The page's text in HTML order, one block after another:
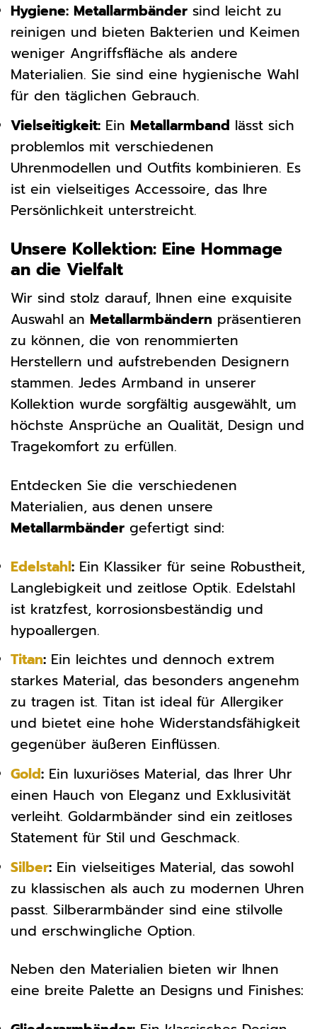
Hygiene: Metallarmbänder sind leicht zu
reinigen und bieten Bakterien und Keimen
weniger Angriffsfläche als andere
Materialien. Sie sind eine hygienische Wahl
für den täglichen Gebrauch.
Vielseitigkeit: Ein Metallarmband lässt sich
problemlos mit verschiedenen
Uhrenmodellen und Outfits kombinieren. Es
ist ein vielseitiges Accessoire, das Ihre
Persönlichkeit unterstreicht.
Unsere Kollektion: Eine Hommage
an die Vielfalt
Wir sind stolz darauf, Ihnen eine exquisite
Auswahl an Metallarmbändern präsentieren
zu können, die von renommierten
Herstellern und aufstrebenden Designern
stammen. Jedes Armband in unserer
Kollektion wurde sorgfältig ausgewählt, um
höchste Ansprüche an Qualität, Design und
Tragekomfort zu erfüllen.
Entdecken Sie die verschiedenen
Materialien, aus denen unsere
Metallarmbänder gefertigt sind:
Edelstahl: Ein Klassiker für seine Robustheit,
Langlebigkeit und zeitlose Optik. Edelstahl
ist kratzfest, korrosionsbeständig und
hypoallergen.
Titan: Ein leichtes und dennoch extrem
starkes Material, das besonders angenehm
zu tragen ist. Titan ist ideal für Allergiker
und bietet eine hohe Widerstandsfähigkeit
gegenüber äußeren Einflüssen.
Gold: Ein luxuriöses Material, das Ihrer Uhr
einen Hauch von Eleganz und Exklusivität
verleiht. Goldarmbänder sind ein zeitloses
Statement für Stil und Geschmack.
Silber: Ein vielseitiges Material, das sowohl
zu klassischen als auch zu modernen Uhren
passt. Silberarmbänder sind eine stilvolle
und erschwingliche Option.
Neben den Materialien bieten wir Ihnen
eine breite Palette an Designs und Finishes: